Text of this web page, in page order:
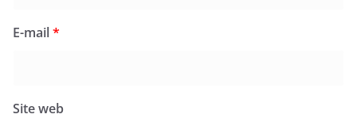
E-mail*
Site web